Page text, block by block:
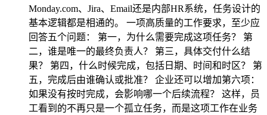
Monday.com、Jira、Email还是内部HR系统，任务设计的
基本逻辑都是相通的。 一项高质量的工作要求，至少应
回答五个问题： 第一，为什么需要完成这项任务？ 第
二，谁是唯一的最终负责人？ 第三，具体交付什么结
果？ 第四，什么时候完成，包括日期、时间和时区？ 第
五，完成后由谁确认或批准？ 企业还可以增加第六项：
如果没有按时完成，会影响哪一个后续流程？ 这样，员
工看到的不再只是一个孤立任务，而是这项工作在业务